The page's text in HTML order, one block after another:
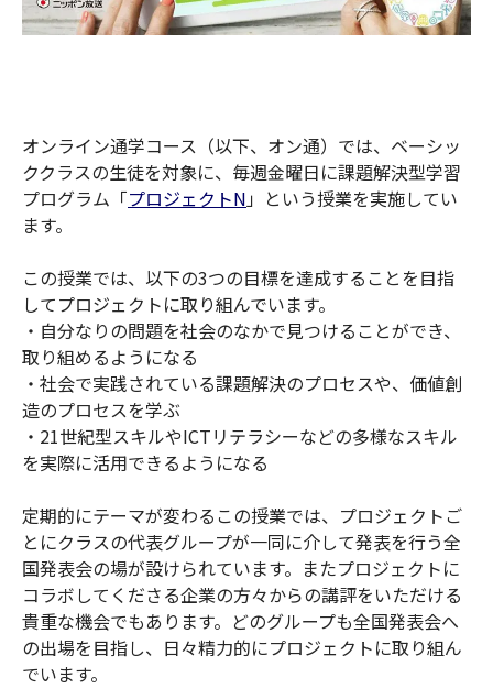
オンライン通学コース（以下、オン通）では、ベーシッ
ククラスの生徒を対象に、毎週金曜日に課題解決型学習
プログラム「プロジェクトN 」という授業を実施してい
ます。
この授業では、以下の3つの目標を達成することを目指
してプロジェクトに取り組んでいます。
・自分なりの問題を社会のなかで見つけることができ、
取り組めるようになる
・社会で実践されている課題解決のプロセスや、価値創
造のプロセスを学ぶ
・21世紀型スキルやICTリテラシーなどの多様なスキル
を実際に活用できるようになる
定期的にテーマが変わるこの授業では、プロジェクトご
とにクラスの代表グループが一同に介して発表を行う全
国発表会の場が設けられています。またプロジェクトに
コラボしてくださる企業の方々からの講評をいただける
貴重な機会でもあります。どのグループも全国発表会へ
の出場を目指し、日々精力的にプロジェクトに取り組ん
でいます。